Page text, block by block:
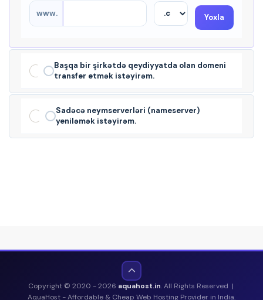
www. Yoxla
Başqa bir şirkətdə qeydiyyatda olan domeni
transfer etmək istəyirəm.
Sadəcə neymserverləri (nameserver)
yeniləmək istəyirəm.
Copyright © 2020 - 2026 aquahost.in. All Rights Reserved |
AquaHost - Affordable & Cheap Web Hosting Provider in India.